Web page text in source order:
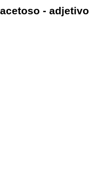
acetoso - adjetivo